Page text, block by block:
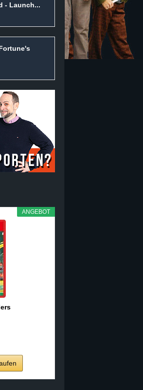
- Launch...
ANGEBOT